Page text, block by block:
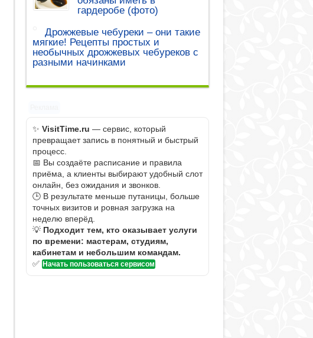
гардеробе (фото)
Дрожжевые чебуреки – они такие
мягкие! Рецепты простых и
необычных дрожжевых чебуреков с
разными начинками
✨ VisitTime.ru — сервис, который
превращает запись в понятный и быстрый
процесс.
📅 Вы создаёте расписание и правила
приёма, а клиенты выбирают удобный слот
онлайн, без ожидания и звонков.
🕒 В результате меньше путаницы, больше
точных визитов и ровная загрузка на
неделю вперёд.
💡 Подходит тем, кто оказывает услуги
по времени: мастерам, студиям,
кабинетам и небольшим командам.
✅ Начать пользоваться сервисом